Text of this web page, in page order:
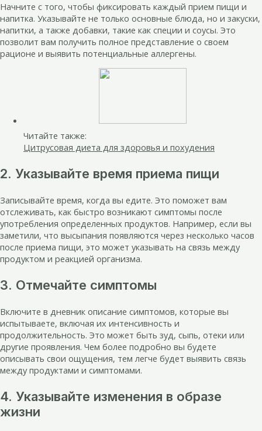
Начните с того, чтобы фиксировать каждый прием пищи и
напитка. Указывайте не только основные блюда, но и закуски,
напитки, а также добавки, такие как специи и соусы. Это
позволит вам получить полное представление о своем
рационе и выявить потенциальные аллергены.
Читайте также:
Цитрусовая диета для здоровья и похудения
2. Указывайте время приема пищи
Записывайте время, когда вы едите. Это поможет вам
отслеживать, как быстро возникают симптомы после
употребления определенных продуктов. Например, если вы
заметили, что высыпания появляются через несколько часов
после приема пищи, это может указывать на связь между
продуктом и реакцией организма.
3. Отмечайте симптомы
Включите в дневник описание симптомов, которые вы
испытываете, включая их интенсивность и
продолжительность. Это может быть зуд, сыпь, отеки или
другие проявления. Чем более подробно вы будете
описывать свои ощущения, тем легче будет выявить связь
между продуктами и симптомами.
4. Указывайте изменения в образе
жизни